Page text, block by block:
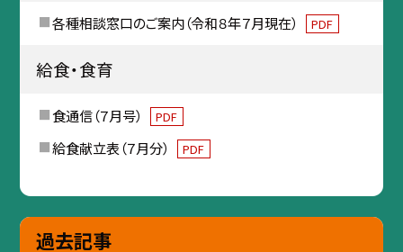
各種相談窓口のご案内（令和８年７月現在） PDF
給食・食育
食通信（７月号） PDF
給食献立表（７月分） PDF
過去記事